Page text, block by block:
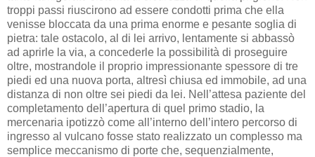
troppi passi riuscirono ad essere condotti prima che ella
venisse bloccata da una prima enorme e pesante soglia di
pietra: tale ostacolo, al di lei arrivo, lentamente si abbassò
ad aprirle la via, a concederle la possibilità di proseguire
oltre, mostrandole il proprio impressionante spessore di tre
piedi ed una nuova porta, altresì chiusa ed immobile, ad una
distanza di non oltre sei piedi da lei. Nell’attesa paziente del
completamento dell’apertura di quel primo stadio, la
mercenaria ipotizzò come all’interno dell’intero percorso di
ingresso al vulcano fosse stato realizzato un complesso ma
semplice meccanismo di porte che, sequenzialmente,